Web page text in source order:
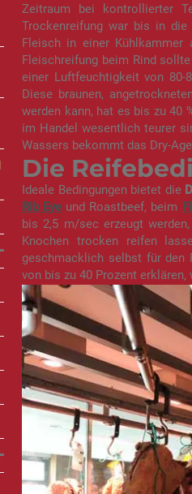
Zeitraum bei kontrollierter
Trockenreifung war bis in die
Fleisch in einer Kühlkammer
Fleischreifung beim Rind
einer Luftfeuchtigkeit von 80-
Diese braunen,
werden kann, hat es bis zu 40
im Handel wesentlich teurer
Wassers bekommt das Dry-
Die
Ideale Bedingungen bietet die
Rib Eye und Roastbeef, beim
bis 2,5 m/sec erzeugt
Knochen trocken reifen
geschmacklich selbst für den
von bis zu 40 Prozent erklären,